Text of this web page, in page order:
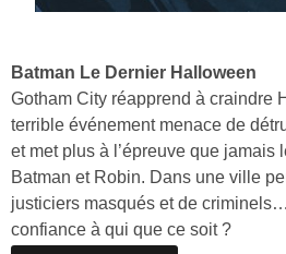
Batman Le Dernier Halloween
Gotham City réapprend à craindre
terrible événement menace de
et met plus à l’épreuve que jamais
Batman et Robin. Dans une ville
justiciers masqués et de
confiance à qui que ce soit ?